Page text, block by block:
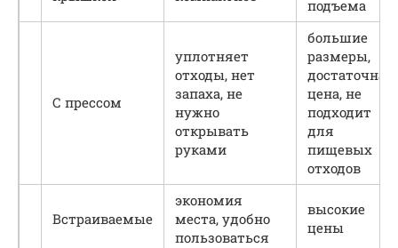
подъема
С прессом
уплотняет
отходы, нет
запаха, не
нужно
открывать
руками
большие
размеры,
достаточная
цена, не
подходит
для
пищевых
отходов
Встраиваемые
экономия
места, удобно
пользоваться
высокие
цены